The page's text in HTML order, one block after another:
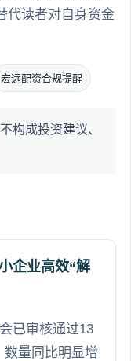
代读者对自身资金
宏远配资合规提醒
构成投资建议、
企业高效“解
已审核通过13
量同比明显增